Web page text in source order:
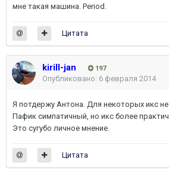
мне такая машина. Period.
Цитата
kirill-jan 197
Опубликовано: 6 февраля 2014
Я потдержу Антона. Для некоторых икс не
Пафик симпатичный, но икс более
Это сугубо личное мнение.
Цитата